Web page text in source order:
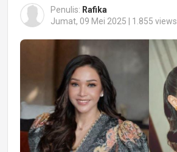
Penulis: Rafika
Jumat, 09 Mei 2025 | 1.855 views